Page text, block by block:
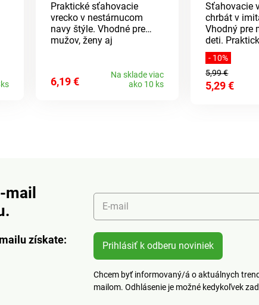
Praktické sťahovacie
vrecko v nestárnucom
navy štýle. Vhodné pre
mužov, ženy aj
6,19 €
Na sklade viac
ako 10 ks
Sťahovacie
chrbát v
Vhodný pre
deti.
35x40cm.
polyuretán.
- 10%
5,99 €
5,29 €
získate:
E-mail
Prihlásiť k odberu noviniek
Chcem byť informovaný/á o aktuálnych
mailom. Odhlásenie je možné kedykoľvek